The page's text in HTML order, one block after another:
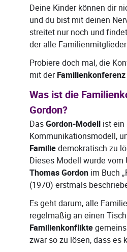
Deine Kinder können dir
und du bist mit deinen
streitet nur noch und
der alle
Probiere doch mal, die
mit der
Was ist die
Gordon?
DasGordon-Modell ist ein
Kommunikationsmodell,
Familiedemokratisch zu
Dieses Modell wurde vom
Thomas Gordon im Buch
(1970) erstmals
Es geht darum, alle
regelmäßig an einen
Familienkonflikte
zwar so zu lösen, dass es